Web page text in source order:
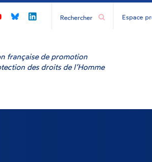
CNCDHCNCDHCNCDH
Espace
française de promotion
des droits de l’Homme